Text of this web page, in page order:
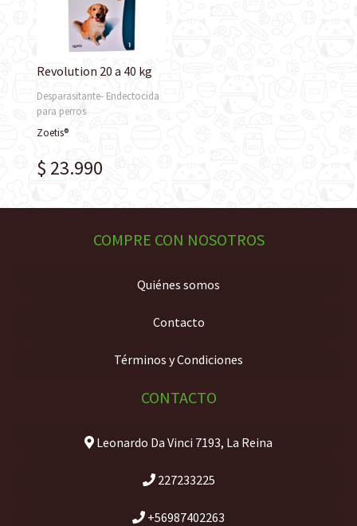
Revolution 20 a 40 kg
Desparasitante- Endectocida
para perros
Zoetis®
$ 23.990
COMPRE CON NOSOTROS
Quiénes somos
Contacto
Términos y Condiciones
CONTACTO
Leonardo Da Vinci 7193, La Reina
227233225
+56987402263